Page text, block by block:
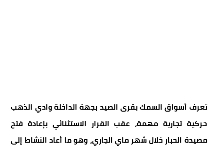
تعرف أسواق السمك بقرى الصيد بجهة الداخلة وادي الذهب
حركية تجارية مهمة، عقب القرار الاستثنائي بإعادة فتح
مصيدة الحبار خلال شهر ماي الجاري، وهو ما أعاد النشاط إلى